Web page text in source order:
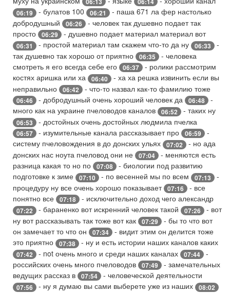
06:19 - булатов 100 06:21
- паша 671 ла фер настолько
добродушный
06:26
- человек так душевно подает так
просто
06:29 - душевно подает материал материал вот
06:31 - простой материал там скажем что-то да ну 06:33
-
так душевно так хорошо от приятно
06:35
- человека
смотреть я его всегда себе его
06:37
- ролики рассмотрим
костях аришка или ха
06:40
- ха ха решка извинить если вы
неправильно
06:42 - что-то назвал как-то фамилию тоже
06:46 - добродушный очень хороший человек да 06:48
-
много как на украине пчеловодов каналов
06:52 - таких ну
06:53 - достойных очень достойных людмила пчелка
06:57 - изумительные канала рассказывает про 06:59
-
систему пчеловождения в до донских ульях
07:02
- но ада
донских нас ноута пчеловод они не
07:04
- меняются есть
разница какая то но по
07:08
- биологии под развитию
подготовке к зиме
07:10 - по весенней мы по всем 07:13
-
процедуру ну все очень хорошо показывает 07:16
- все
понятно все
07:18 - исключительно доход чего александр
07:22 - бараненко вот искренний человек такой 07:26
- вот
ну вот рассказывать так тоже вот как
07:29
- бы то что вот
он замечает то что он
07:34
- видит этим он делится тоже
это приятно
07:38 - ну и есть истории наших каналов каких
07:42 - not очень много и среди наших каналах 07:44
-
российских очень много пчеловодов
07:49
- замечательных
ведущих рассказ в
07:54 - человеческой деятельности
07:56 - ну я думаю вы сами выберете уже из наших 08:02